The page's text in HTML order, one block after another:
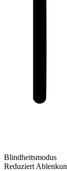
Blindheitsmodus
Reduziert